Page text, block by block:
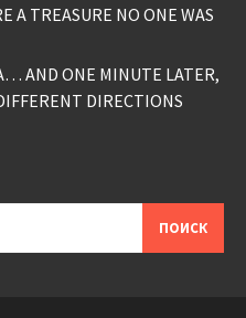
A TREASURE NO ONE WAS
AND ONE MINUTE LATER,
DIRECTIONS